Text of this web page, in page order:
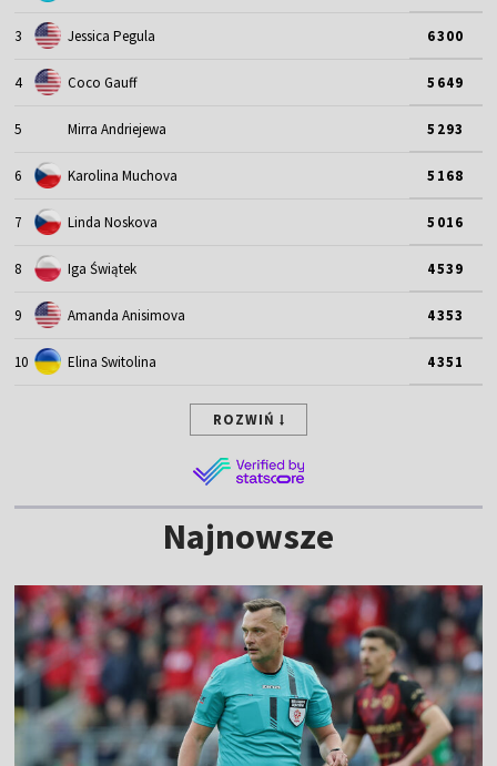
3 Jessica Pegula 6300
4 Coco Gauff 5649
5 Mirra Andriejewa 5293
6 Karolina Muchova 5168
7 Linda Noskova 5016
8 Iga Świątek 4539
9 Amanda Anisimova 4353
10 Elina Switolina 4351
ROZWIŃ
Najnowsze